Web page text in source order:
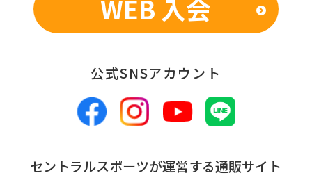
WEB 入会
公式SNSアカウント
セントラルスポーツが運営する通販サイト